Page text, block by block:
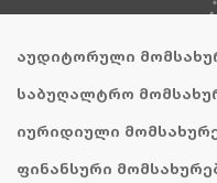
აუდიტორული
საბუღალტრო
იურიდიული
ფინანსური